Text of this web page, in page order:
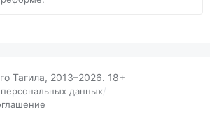
Тагила, 2013–2026. 18+
данных/